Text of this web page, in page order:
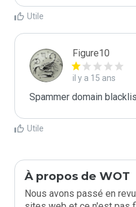
Utile
Figure10
il y a 15 ans
Spammer domain
Utile
À propos de WOT
Nous avons passé en